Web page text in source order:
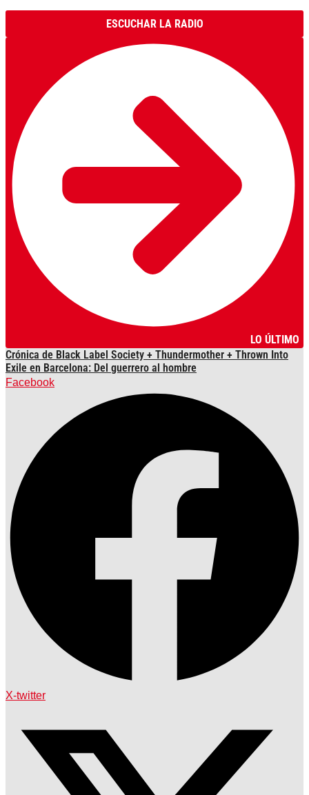
ESCUCHAR LA RADIO
LO ÚLTIMO
Crónica de Black Label Society + Thundermother + Thrown Into
Exile en Barcelona: Del guerrero al hombre
Facebook
X-twitter